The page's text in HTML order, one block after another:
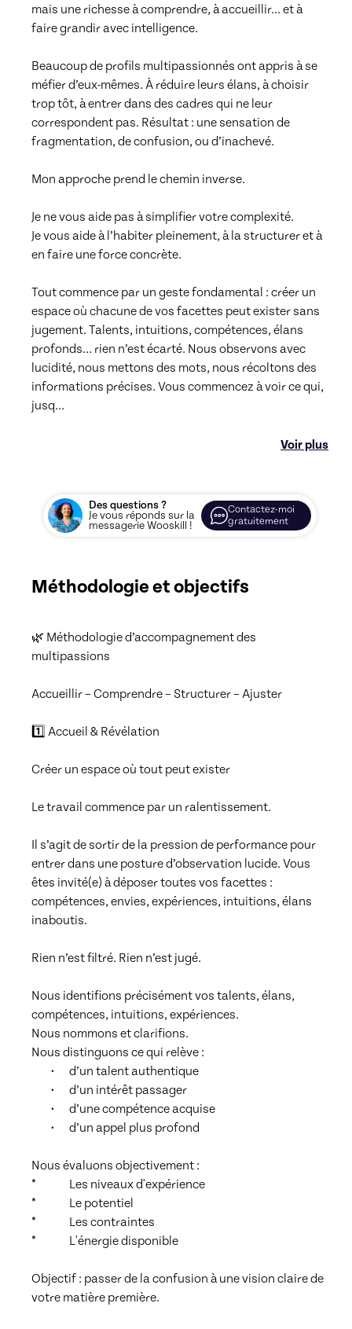
mais une richesse à comprendre, à accueillir… et à
faire grandir avec intelligence.
Beaucoup de profils multipassionnés ont appris à se
méfier d’eux-mêmes. À réduire leurs élans, à choisir
trop tôt, à entrer dans des cadres qui ne leur
correspondent pas. Résultat : une sensation de
fragmentation, de confusion, ou d’inachevé.
Mon approche prend le chemin inverse.
Je ne vous aide pas à simplifier votre complexité.
Je vous aide à l’habiter pleinement, à la structurer et à
en faire une force concrète.
Tout commence par un geste fondamental : créer un
espace où chacune de vos facettes peut exister sans
jugement. Talents, intuitions, compétences, élans
profonds… rien n’est écarté. Nous observons avec
lucidité, nous mettons des mots, nous récoltons des
informations précises. Vous commencez à voir ce qui,
jusq...
Voir plus
Des questions ?
Je vous réponds sur la
messagerie Wooskill !
Contactez-moi
gratuitement
Méthodologie et objectifs
🌿 Méthodologie d’accompagnement des
multipassions
Accueillir – Comprendre – Structurer – Ajuster
1️⃣ Accueil & Révélation
Créer un espace où tout peut exister
Le travail commence par un ralentissement.
Il s’agit de sortir de la pression de performance pour
entrer dans une posture d’observation lucide. Vous
êtes invité(e) à déposer toutes vos facettes :
compétences, envies, expériences, intuitions, élans
inaboutis.
Rien n’est filtré. Rien n’est jugé.
Nous identifions précisément vos talents, élans,
compétences, intuitions, expériences.
Nous nommons et clarifions.
Nous distinguons ce qui relève :
Nous évaluons objectivement :
* 		Les niveaux d'expérience
* 		Le potentiel
* 		Les contraintes
* 		L'énergie disponible
Objectif : passer de la confusion à une vision claire de
votre matière première.